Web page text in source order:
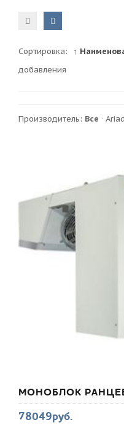
Сортировка: ↑
добавления
Производитель: Все ·
МОНОБЛОК
78049руб.